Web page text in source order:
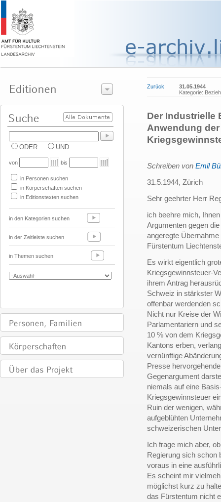
ODER UND
von bis
in Personen suchen
in Körperschaften suchen
in Editionstexten suchen
in den Kategorien suchen
in der Zeitleiste suchen
in Themen suchen
Zurück
31.05.1944
Kategorie:
Der Industrielle
Anwendung
Schreiben von Emil
31.5.1944, Zürich
Sehr geehrter Herr
ich beehre mich,
Argumenten gegen
angeregte
Fürstentum
Es wirkt eigentlich
Kriegsgewinnsteuer-
ihrem Antrag
Schweiz in stärkster
offenbar werdenden
Nicht nur Kreise der
Parlamentariern und
10 % von dem
Kantons erben,
vernünftige
Presse
Gegenargument
niemals auf eine
Kriegsgewinnsteuer
Ruin der wenigen,
aufgeblühten
schweizerischen
Ich frage mich aber,
Regierung sich schon
voraus in eine
Es scheint mir
möglichst kurz zu
das Fürstentum nicht